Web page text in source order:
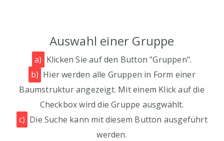
Auswahl einer Gruppe
a) Klicken Sie auf den Button "Gruppen".
b) Hier werden alle Gruppen in Form einer
Baumstruktur angezeigt. Mit einem Klick auf die
Checkbox wird die Gruppe ausgwählt.
c) Die Suche kann mit diesem Button ausgeführt
werden.